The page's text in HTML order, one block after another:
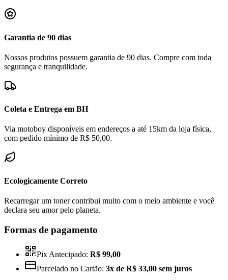
Garantia de 90 dias
Nossos produtos possuem garantia de 90 dias. Compre com toda
segurança e tranquilidade.
Coleta e Entrega em BH
Via motoboy disponíveis em endereços a até 15km da loja física,
com pedido mínimo de R$ 50,00.
Ecologicamente Correto
Recarregar um toner contribui muito com o meio ambiente e você
declara seu amor pelo planeta.
Formas de pagamento
Pix Antecipado: R$ 99,00
Parcelado no Cartão: 3x de R$ 33,00 sem juros